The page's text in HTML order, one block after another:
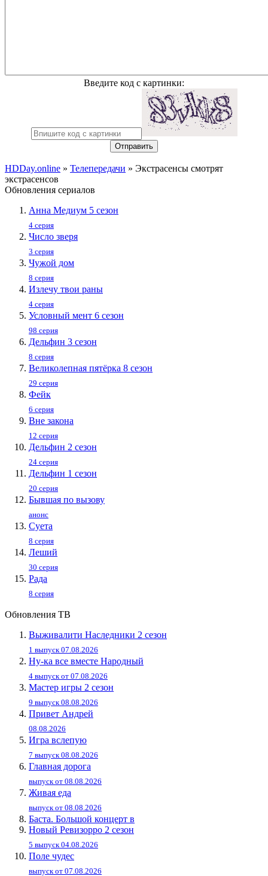
Введите код с картинки:
Отправить
HDDay.online » Телепередачи » Экстрасенсы смотрят
экстрасенсов
Обновления сериалов
Анна Медиум 5 сезон
4 серия
Число зверя
3 серия
Чужой дом
8 серия
Излечу твои раны
4 серия
Условный мент 6 сезон
98 серия
Дельфин 3 сезон
8 серия
Великолепная пятёрка 8 сезон
29 серия
Фейк
6 серия
Вне закона
12 серия
Дельфин 2 сезон
24 серия
Дельфин 1 сезон
20 серия
Бывшая по вызову
анонс
Суета
8 серия
Леший
30 серия
Рада
8 серия
Обновления ТВ
Выживалити Наследники 2 сезон
1 выпуск 07.08.2026
Ну-ка все вместе Народный
4 выпуск от 07.08.2026
Мастер игры 2 сезон
9 выпуск 08.08.2026
Привет Андpей
08.08.2026
Игра вслепую
7 выпуск 08.08.2026
Главная дорога
выпуск от 08.08.2026
Живaя eдa
выпуск от 08.08.2026
Баста. Большой концерт в
Новый Ревизорро 2 сезон
5 выпуск 04.08.2026
Поле чудес
выпуск от 07.08.2026